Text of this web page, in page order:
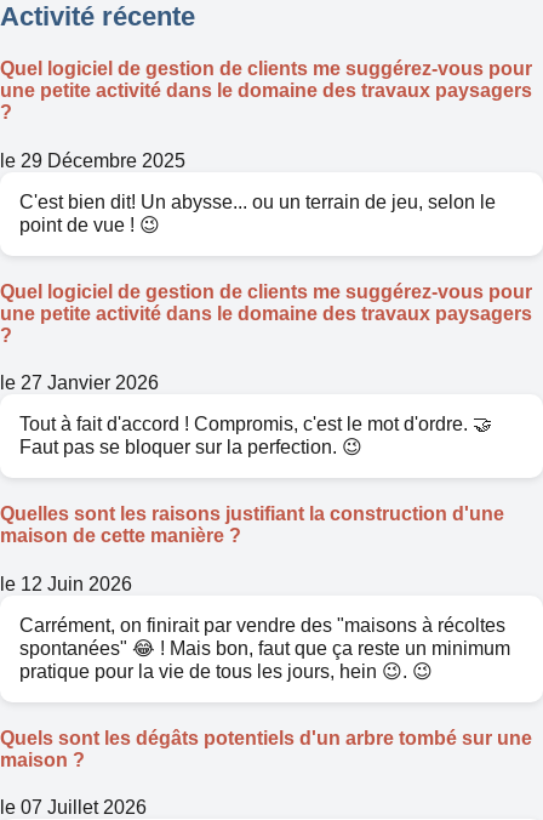
Activité récente
Quel logiciel de gestion de clients me suggérez-vous pour
une petite activité dans le domaine des travaux paysagers
?
le 29 Décembre 2025
C'est bien dit! Un abysse... ou un terrain de jeu, selon le
point de vue ! 😉
Quel logiciel de gestion de clients me suggérez-vous pour
une petite activité dans le domaine des travaux paysagers
?
le 27 Janvier 2026
Tout à fait d'accord ! Compromis, c'est le mot d'ordre. 🤝
Faut pas se bloquer sur la perfection. 😉
Quelles sont les raisons justifiant la construction d'une
maison de cette manière ?
le 12 Juin 2026
Carrément, on finirait par vendre des "maisons à récoltes
spontanées" 😂 ! Mais bon, faut que ça reste un minimum
pratique pour la vie de tous les jours, hein 😉. 😉
Quels sont les dégâts potentiels d'un arbre tombé sur une
maison ?
le 07 Juillet 2026